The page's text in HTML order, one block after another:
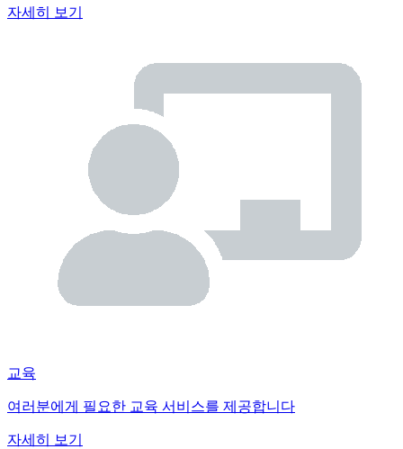
자세히 보기
교육
여러분에게 필요한 교육 서비스를 제공합니다
자세히 보기